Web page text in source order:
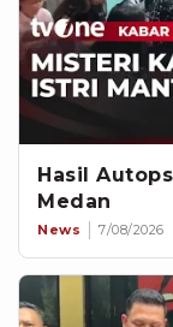
Hasil
Medan
News 7/08/2026